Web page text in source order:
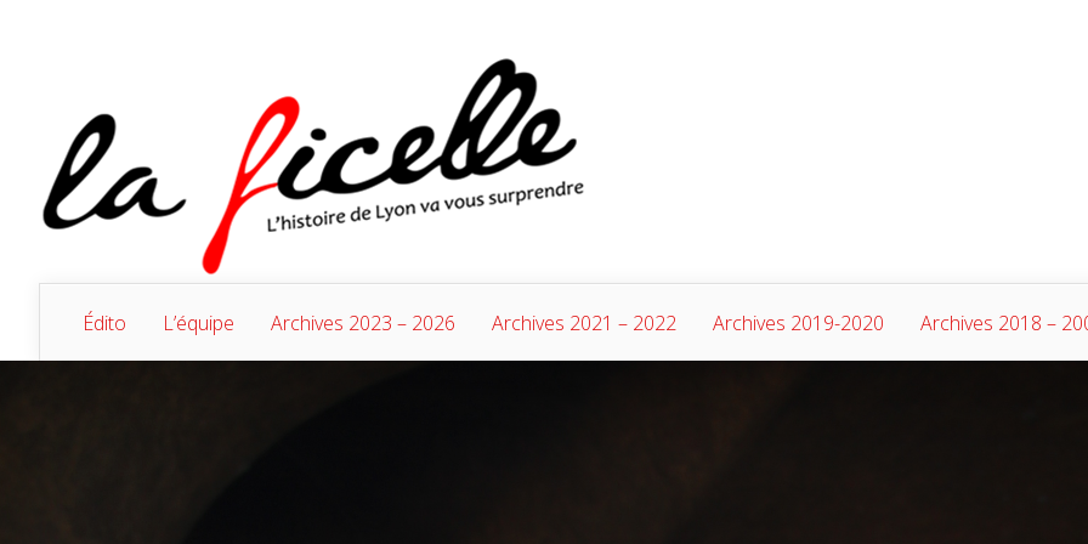
Édito L’équipe Archives 2023 – 2026 Archives 2021 – 2022 Archives 2019-2020 Archives 2018 –